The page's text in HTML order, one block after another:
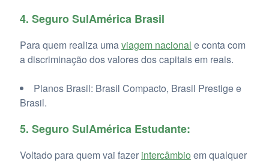
4. Seguro SulAmérica Brasil
Para quem realiza umaviagem nacional e conta com
a discriminação dos valores dos capitais em reais.
Planos Brasil: Brasil Compacto, Brasil Prestige e
Brasil.
5. Seguro SulAmérica Estudante:
Voltado para quem vai fazer intercâmbio em qualquer